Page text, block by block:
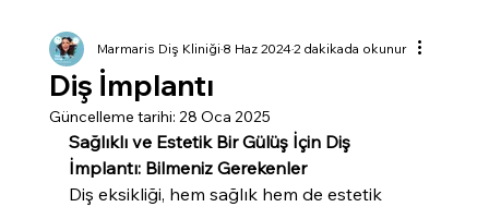
Diş İmplantı
Marmaris Diş Kliniği8 Haz 20242 dakikada okunur
Güncelleme tarihi: 28 Oca 2025
Sağlıklı ve Estetik Bir Gülüş İçin Diş
İmplantı: Bilmeniz Gerekenler
Diş eksikliği, hem sağlık hem de estetik